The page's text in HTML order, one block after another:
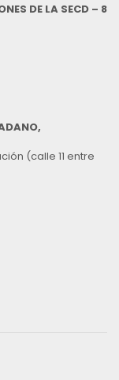
DE LA SECD – 8
(calle 11 entre